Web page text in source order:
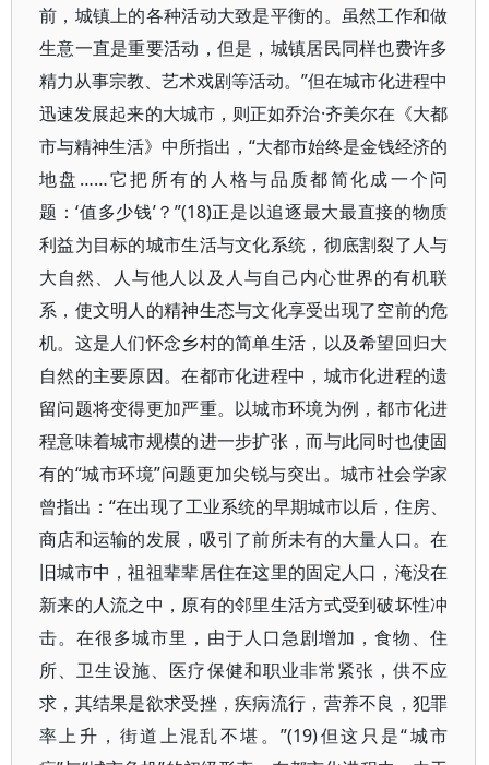
前，城镇上的各种活动大致是平衡的。虽然工作和做
生意一直是重要活动，但是，城镇居民同样也费许多
精力从事宗教、艺术戏剧等活动。”但在城市化进程中
迅速发展起来的大城市，则正如乔治·齐美尔在《大都
市与精神生活》中所指出，“大都市始终是金钱经济的
地盘……它把所有的人格与品质都简化成一个问
题：‘值多少钱’？”(18)正是以追逐最大最直接的物质
利益为目标的城市生活与文化系统，彻底割裂了人与
大自然、人与他人以及人与自己内心世界的有机联
系，使文明人的精神生态与文化享受出现了空前的危
机。这是人们怀念乡村的简单生活，以及希望回归大
自然的主要原因。在都市化进程中，城市化进程的遗
留问题将变得更加严重。以城市环境为例，都市化进
程意味着城市规模的进一步扩张，而与此同时也使固
有的“城市环境”问题更加尖锐与突出。城市社会学家
曾指出：“在出现了工业系统的早期城市以后，住房、
商店和运输的发展，吸引了前所未有的大量人口。在
旧城市中，祖祖辈辈居住在这里的固定人口，淹没在
新来的人流之中，原有的邻里生活方式受到破坏性冲
击。在很多城市里，由于人口急剧增加，食物、住
所、卫生设施、医疗保健和职业非常紧张，供不应
求，其结果是欲求受挫，疾病流行，营养不良，犯罪
率上升，街道上混乱不堪。”(19)但这只是“城市